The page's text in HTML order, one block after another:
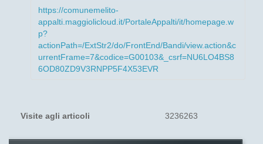
https://comunemelito-
appalti.maggiolicloud.it/PortaleAppalti/it/homepage.w
p?
actionPath=/ExtStr2/do/FrontEnd/Bandi/view.action&c
urrentFrame=7&codice=G00103&_csrf=NU6LO4BS8
6OD80ZD9V3RNPP5F4X53EVR
Visite agli articoli 3236263